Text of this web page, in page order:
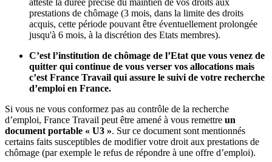
atteste la durée précise du maintien de vos droits aux
prestations de chômage (3 mois, dans la limite des droits
acquis, cette période pouvant être éventuellement prolongée
jusqu'à 6 mois, à la discrétion des Etats membres).
C’est l’institution de chômage de l’Etat que vous venez de
quitter qui continue de vous verser vos allocations mais
c’est France Travail qui assure le suivi de votre recherche
d’emploi en France.
Si vous ne vous conformez pas au contrôle de la recherche
d’emploi, France Travail peut être amené à vous remettre un
document portable « U3 ». Sur ce document sont mentionnés
certains faits susceptibles de modifier votre droit aux prestations de
chômage (par exemple le refus de répondre à une offre d’emploi).